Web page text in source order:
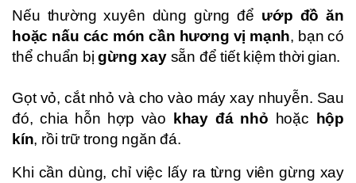
Nếu thường xuyên dùng gừng để ướp đồ ăn
hoặc nấu các món cần hương vị mạnh, bạn có
thể chuẩn bịgừng xaysẵn để tiết kiệm thời gian.
Gọt vỏ, cắt nhỏ và cho vào máy xay nhuyễn. Sau
đó, chia hỗn hợp vào
khay đá nhỏ hoặc
hộp
kín, rồi trữ trong ngăn đá.
Khi cần dùng, chỉ việc lấy ra từng viên gừng xay